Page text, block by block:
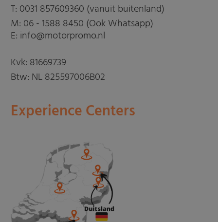
T: 0031 857609360 (vanuit buitenland)
M: 06 - 1588 8450 (Ook Whatsapp)
E: info@motorpromo.nl
Kvk: 81669739
Btw: NL 825597006B02
Experience Centers